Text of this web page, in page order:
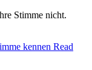
Stimme nicht.
kennen Read